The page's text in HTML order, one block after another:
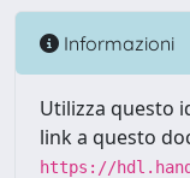
Informazioni
Utilizza questo
link a questo
https://